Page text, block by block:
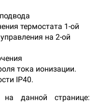
термостата 1-ой
на 2-ой
тока ионизации.
IP40.
на данной странице: